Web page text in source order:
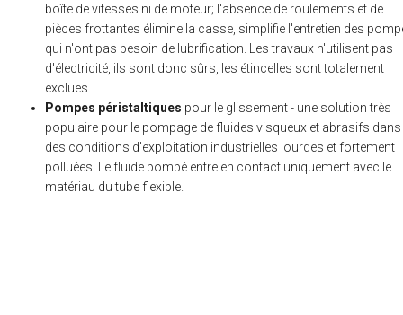
boîte de vitesses ni de moteur; l'absence de roulements et de
pièces frottantes élimine la casse, simplifie l'entretien des
qui n'ont pas besoin de lubrification. Les travaux n'utilisent pas
d'électricité, ils sont donc sûrs, les étincelles sont totalement
exclues.
Pompes péristaltiques pour le glissement - une solution très
populaire pour le pompage de fluides visqueux et abrasifs dans
des conditions d'exploitation industrielles lourdes et fortement
polluées. Le fluide pompé entre en contact uniquement avec le
matériau du tube flexible.